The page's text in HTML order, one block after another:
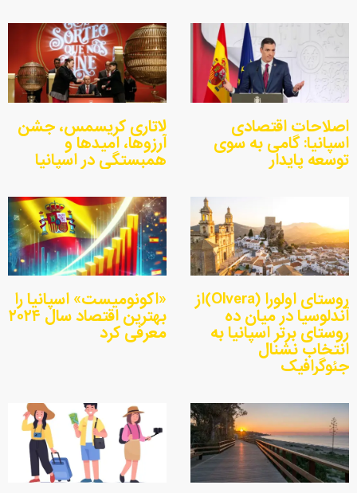
اصلاحات اقتصادی
اسپانیا: گامی به سوی
توسعه پایدار
لاتاری کریسمس، جشن
آرزوها، امیدها و
همبستگی در اسپانیا
روستای اولورا (Olvera)از
آندلوسیا در میان ده
روستای برتر اسپانیا به
انتخاب نشنال
جئوگرافیک
«اکونومیست» اسپانیا را
بهترین اقتصاد سال ۲۰۲۴
معرفی کرد